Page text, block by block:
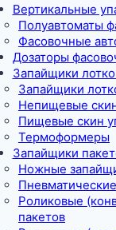
Вертикальные
Полуавтоматы
Фасовочные
Дозаторы
Запайщики
Запайщики
Непищевые
Пищевые скин
Термоформеры
Запайщики
Ножные
Роликовые
пакетов